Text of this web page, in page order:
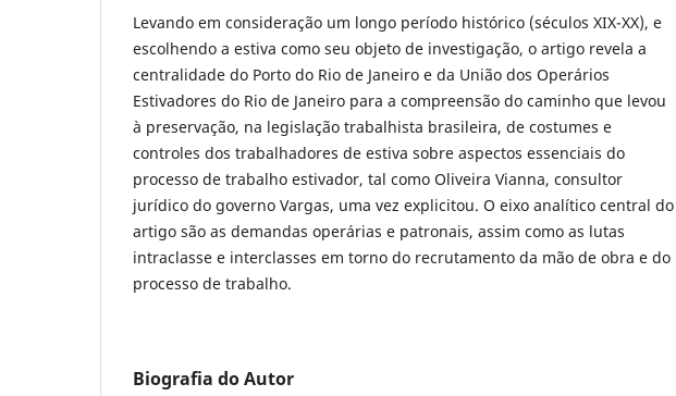
Levando em consideração um longo período histórico (séculos XIX-XX), e
escolhendo a estiva como seu objeto de investigação, o artigo revela a
centralidade do Porto do Rio de Janeiro e da União dos Operários
Estivadores do Rio de Janeiro para a compreensão do caminho que levou
à preservação, na legislação trabalhista brasileira, de costumes e
controles dos trabalhadores de estiva sobre aspectos essenciais do
processo de trabalho estivador, tal como Oliveira Vianna, consultor
jurídico do governo Vargas, uma vez explicitou. O eixo analítico central do
artigo são as demandas operárias e patronais, assim como as lutas
intraclasse e interclasses em torno do recrutamento da mão de obra e do
processo de trabalho.
Biografia do Autor